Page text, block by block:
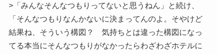
>「みんなそんなつもりってないと思うねん」と続け、
「そんなつもりなんかないに決まってんのよ。そやけど
結果ね、そういう構図？ 気持ちとは違った構図になっ
てる本当にそんなつもりがなかったらわざわざホテルに